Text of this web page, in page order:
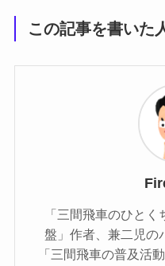
この記事を書いた
「三間飛車のひと
盤」作者、兼二児の
「三間飛車の普及活